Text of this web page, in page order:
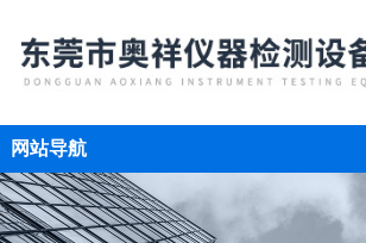
网站导航